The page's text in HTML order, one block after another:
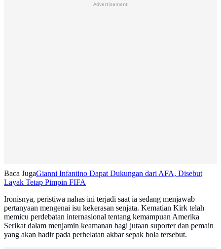
Advertisement
Baca JugaGianni Infantino Dapat Dukungan dari AFA, Disebut
Layak Tetap Pimpin FIFA
Ironisnya, peristiwa nahas ini terjadi saat ia sedang menjawab
pertanyaan mengenai isu kekerasan senjata. Kematian Kirk telah
memicu perdebatan internasional tentang kemampuan Amerika
Serikat dalam menjamin keamanan bagi jutaan suporter dan pemain
yang akan hadir pada perhelatan akbar sepak bola tersebut.